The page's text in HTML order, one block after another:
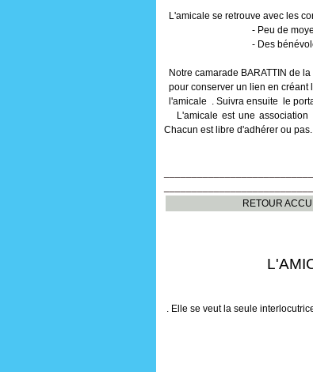
L'amicale se retrouve avec les
- Peu de
- Des
Notre camarade BARATTIN de
pour conserver un lien en créant
l'amicale . Suivra ensuite le
L'amicale est une association
Chacun est libre d'adhérer ou
RETOUR
L'AMICALE
. Elle se veut la seule